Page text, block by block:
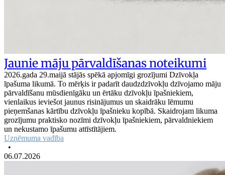
Jaunie māju pārvaldīšanas noteikumi
2026.gada 29.maijā stājās spēkā apjomīgi grozījumi Dzīvokļa
īpašuma likumā. To mērķis ir padarīt daudzdzīvokļu dzīvojamo māju
pārvaldīšanu mūsdienīgāku un ērtāku dzīvokļu īpašniekiem,
vienlaikus ieviešot jaunus risinājumus un skaidrāku lēmumu
pieņemšanas kārtību dzīvokļu īpašnieku kopībā. Skaidrojam likuma
grozījumu praktisko nozīmi dzīvokļu īpašniekiem, pārvaldniekiem
un nekustamo īpašumu attīstītājiem.
Uzņēmuma vadība
•
06.07.2026